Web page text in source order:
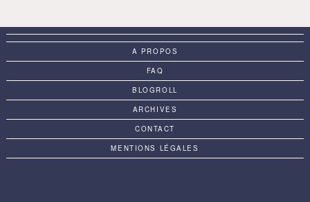
A PROPOS
FAQ
BLOGROLL
ARCHIVES
CONTACT
MENTIONS LÉGALES